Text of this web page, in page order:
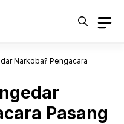
Narkoba? Pengacara
Pasang